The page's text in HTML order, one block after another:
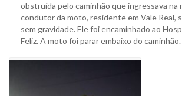
obstruída pelo caminhão que ingressava na
condutor da moto, residente em Vale Real,
sem gravidade. Ele foi encaminhado ao
Feliz. A moto foi parar embaixo do caminhão.